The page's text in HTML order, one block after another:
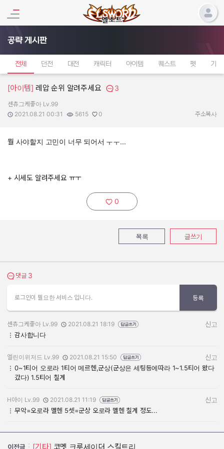
공략 게시판
전체 던전 대전 캐릭터 아이템 퀘스트 펫 기타
[아이템] 레압 순위 알려주세요 3
작성자:
센츄그케좋아 Lv.99
작성일:
2021.08.21 00:31
조회수:
5615
추천수:
0 주소복사
뭘 사야할지 고민이 너무 되어서 ㅜㅜ...
+ 시세도 알려주세요 ㅠㅜ
추천하기:
0
목록 글쓰기
댓글 보기
댓글 3
로그인이 필요한 서비스 입니다. 등록
작성자:
센츄그케좋아 Lv.99
작성일:
2021.08.21 18:19
신고
감사합니다
작성자:
엘린이위저드 Lv.99
작성일:
2021.08.21 15:50
신고
0~1티어 오로라 1티어 메르헨,군상(군상은 세팅등에따라 1~1.5티어 왔다
갔다) 1.5티어 칠계
작성자:
H아이 Lv.99
작성일:
2021.08.21 11:19
신고
무악=오로라 멜헨 5셋=군상 오로라 멜헨 칠계 정도...
이전글 [기타] 코멧 크루세이더 스킬트리